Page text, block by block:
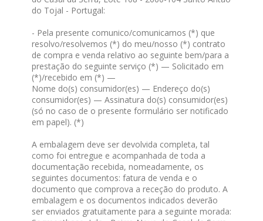
do Tojal - Portugal:
- Pela presente comunico/comunicamos (*) que
resolvo/resolvemos (*) do meu/nosso (*) contrato
de compra e venda relativo ao seguinte bem/para a
prestação do seguinte serviço (*) — Solicitado em
(*)/recebido em (*) —
Nome do(s) consumidor(es) — Endereço do(s)
consumidor(es) — Assinatura do(s) consumidor(es)
(só no caso de o presente formulário ser notificado
em papel). (*)
A embalagem deve ser devolvida completa, tal
como foi entregue e acompanhada de toda a
documentação recebida, nomeadamente, os
seguintes documentos: fatura de venda e o
documento que comprova a receção do produto. A
embalagem e os documentos indicados deverão
ser enviados gratuitamente para a seguinte morada: